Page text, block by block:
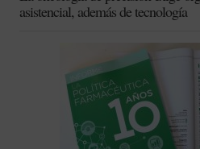
asistencial, además de tecnología